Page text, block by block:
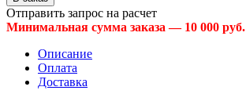
Отправить запрос на расчет
Минимальная сумма заказа — 10 000 руб.
Описание
Оплата
Доставка